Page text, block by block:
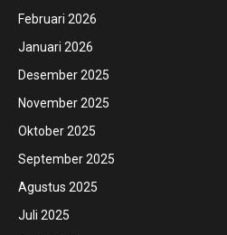
Februari 2026
Januari 2026
Desember 2025
November 2025
Oktober 2025
September 2025
Agustus 2025
Juli 2025